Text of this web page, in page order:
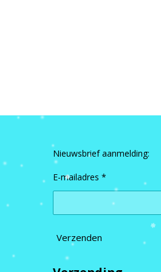
Nieuwsbrief aanmelding:
E-mailadres *
Verzenden